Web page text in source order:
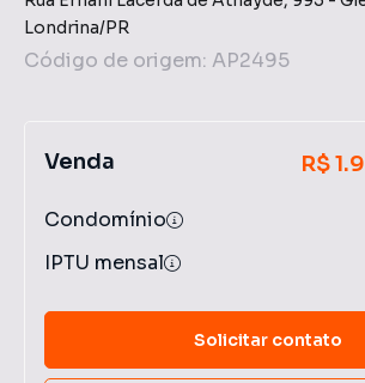
Londrina/PR
Código de origem: AP2495
Venda R$
Condomínio
IPTU mensal
Solicitar contato